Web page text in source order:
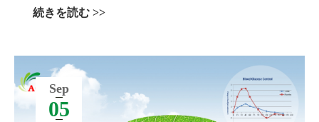
続きを読む >>
Sep
05